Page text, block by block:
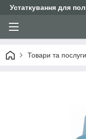
Устаткування для
Товари та послуги